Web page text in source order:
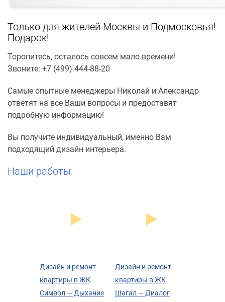
Только для жителей Москвы и Подмосковья!
Подарок!
Торопитесь, осталось совсем мало времени!
Звоните: +7 (499) 444-88-20
Самые опытные менеджеры Николай и Александр
ответят на все Ваши вопросы и предоставят
подробную информацию!
Вы получите индивидуальный, именно Вам
подходящий дизайн интерьера.
Наши работы:
Дизайн и ремонт
квартиры в ЖК
Символ — Дыхание
Дизайн и ремонт
квартиры в ЖК
Шагал — Диалог